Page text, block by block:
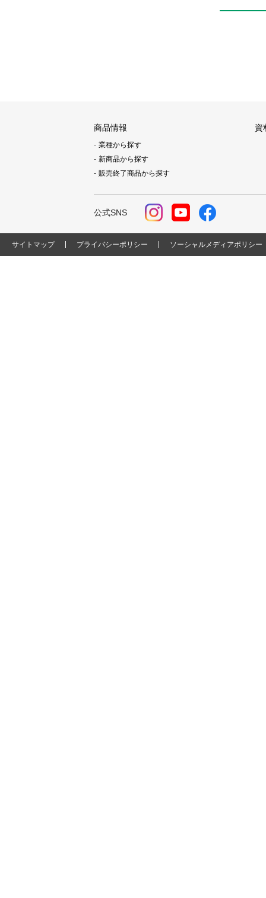
商品情報
業種から探す
新商品から探す
販売終了商品から探す
資
公式SNS
サイトマップ プライバシーポリシー ソーシャルメディアポリシー